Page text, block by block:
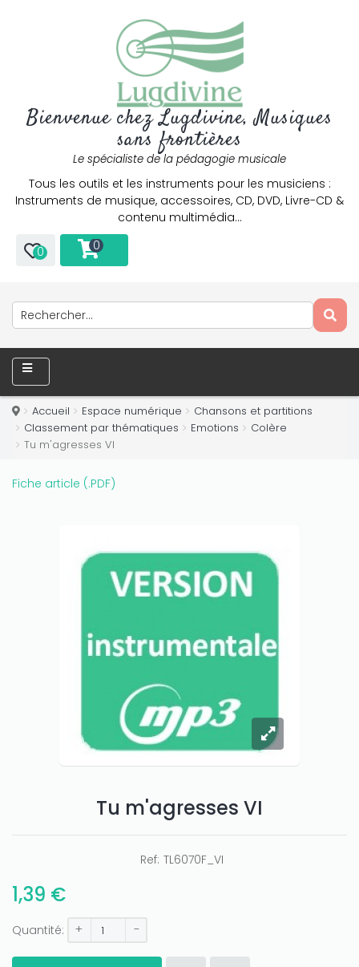
Bienvenue chez Lugdivine, Musiques
sans frontières
Le spécialiste de la pédagogie musicale
Tous les outils et les instruments pour les musiciens :
Instruments de musique, accessoires, CD, DVD, Livre-CD &
contenu multimédia…
0 0
Accueil Espace numérique
Chansons et partitions
Classement par thématiques
Emotions
Colère
Tu m'agresses VI
Fiche article (.PDF)
Tu m'agresses VI
Ref: TL6070F_VI
1,39 €
Quantité: + -
Only play atJoo casinoif you really want to win a huge
amount on your credits!